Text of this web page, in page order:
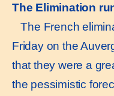
The Elimination
The French
Friday on the
that they were a
the pessimistic